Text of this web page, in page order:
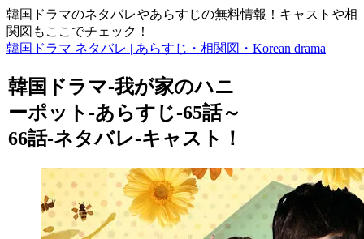
韓国ドラマのネタバレやあらすじの無料情報！キャストや相
関図もここでチェック！
韓国ドラマ ネタバレ | あらすじ・相関図・Korean drama
韓国ドラマ-我が家のハニ
ーポット-あらすじ-65話～
66話-ネタバレ-キャスト！